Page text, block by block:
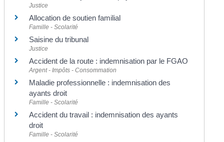
Justice
Allocation de soutien familial
Famille - Scolarité
Saisine du tribunal
Justice
Accident de la route : indemnisation par le FGAO
Argent - Impôts - Consommation
Maladie professionnelle : indemnisation des
ayants droit
Famille - Scolarité
Accident du travail : indemnisation des ayants
droit
Famille - Scolarité